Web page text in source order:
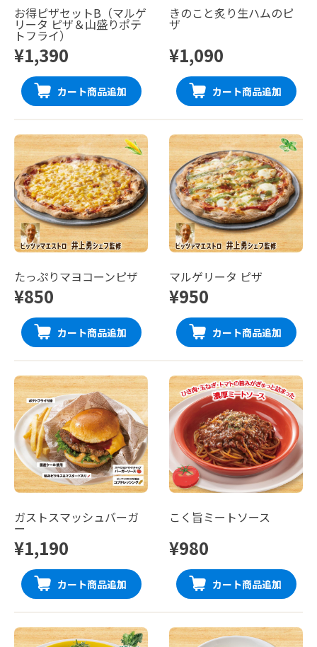
お得ピザセットB（マルゲ
リータ ピザ＆山盛りポテ
トフライ）
¥1,390
カート商品追加
きのこと炙り生ハムのピ
ザ
¥1,090
カート商品追加
たっぷりマヨコーンピザ
¥850
カート商品追加
マルゲリータ ピザ
¥950
カート商品追加
ガストスマッシュバーガ
ー
¥1,190
カート商品追加
こく旨ミートソース
¥980
カート商品追加